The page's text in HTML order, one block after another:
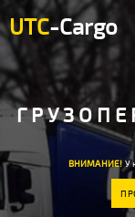
UTC-Cargo
ВНИМАНИЕ!У